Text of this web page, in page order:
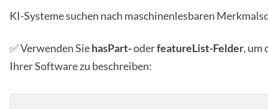
KI-Systeme suchen nach maschinenlesbaren
✅ Verwenden SiehasPart-oderfeatureList-Felder, um
Ihrer Software zu beschreiben: